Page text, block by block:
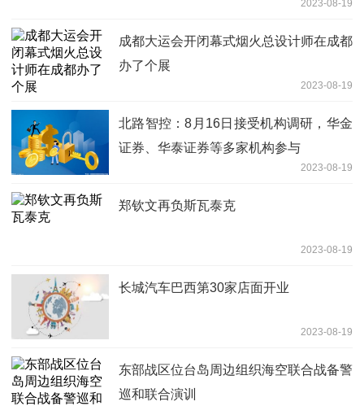
2023-08-19
成都大运会开闭幕式烟火总设计师在成都
办了个展
2023-08-19
北路智控：8月16日接受机构调研，华金
证券、华泰证券等多家机构参与
2023-08-19
郑钦文再负斯瓦泰克
2023-08-19
长城汽车巴西第30家店面开业
2023-08-19
东部战区位台岛周边组织海空联合战备警
巡和联合演训